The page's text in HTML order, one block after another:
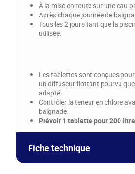
À la mise en route sur une eau
Après chaque journée de
Tous les 2 jours tant que la
utilisée.
Les tablettes sont conçues
un diffuseur flottant pourvu
adapté.
Contrôler la teneur en chlore
baignade.
Prévoir 1 tablette pour 200
Fiche technique